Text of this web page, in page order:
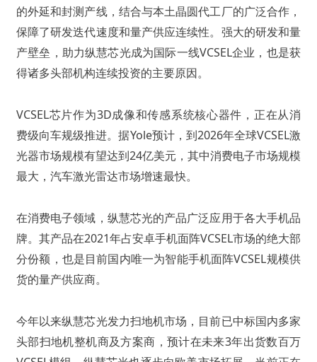
的外延和封测产线，结合与本土晶圆代工厂的广泛合作，
保障了研发迭代速度和量产供应连续性。强大的研发和量
产壁垒，助力纵慧芯光成为国际一线VCSEL企业，也是获
得诸多头部机构连续投资的主要原因。
VCSEL芯片作为3D成像和传感系统核心器件，正在从消
费级向车规级推进。据Yole预计，到2026年全球VCSEL激
光器市场规模有望达到24亿美元，其中消费电子市场规模
最大，汽车激光雷达市场增速最快。
在消费电子领域，纵慧芯光的产品广泛应用于各大手机品
牌。其产品在2021年占安卓手机面阵VCSEL市场的绝大部
分份额，也是目前国内唯一为智能手机面阵VCSEL规模供
货的量产供应商。
今年以来纵慧芯光发力扫地机市场，目前已中标国内多家
头部扫地机整机商及方案商，预计在未来3年出货数百万